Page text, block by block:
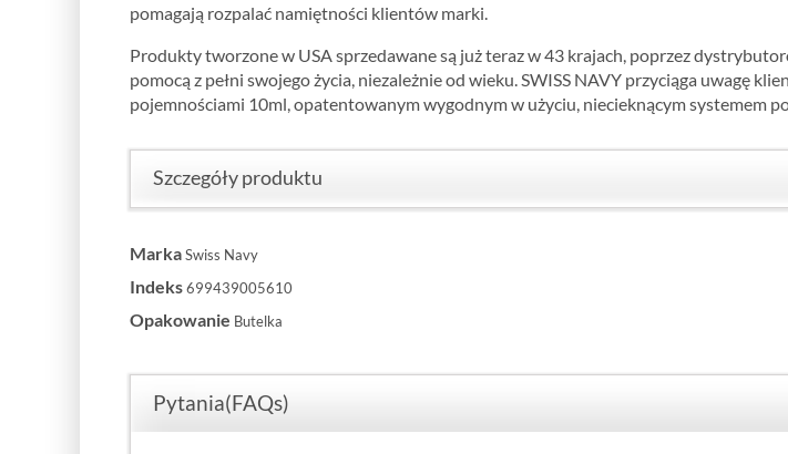
pomagają rozpalać namiętności klientów marki.
Produkty tworzone w USA sprzedawane są już teraz w 43 krajach, poprzez
pomocą z pełni swojego życia, niezależnie od wieku. SWISS NAVY przyciąga uwagę
pojemnościami 10ml, opatentowanym wygodnym w użyciu, niecieknącym systemem
Szczegóły produktu
MarkaSwiss Navy
Indeks699439005610
Opakowanie Butelka
Pytania(FAQs)